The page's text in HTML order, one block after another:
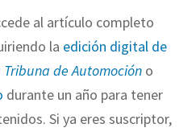
al artículo completo
la edición digital de
Tribuna de Automoción o
durante un año para tener
Si ya eres suscriptor,